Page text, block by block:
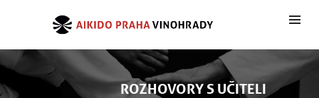
ROZHOVORY S UČITELI